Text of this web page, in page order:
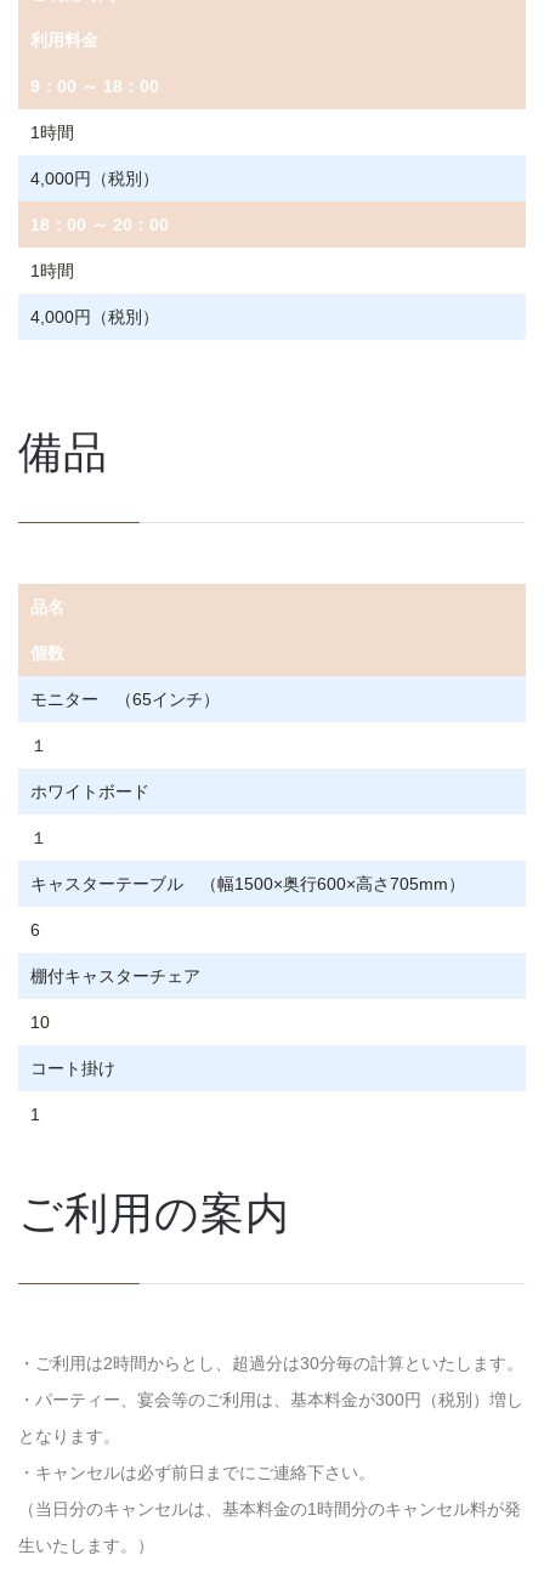
利用料金
9：00 ～ 18：00
1時間
4,000円（税別）
18：00 ～ 20：00
1時間
4,000円（税別）
備品
品名
個数
モニター （65インチ）
１
ホワイトボード
１
キャスターテーブル （幅1500×奥行600×高さ705mm）
6
棚付キャスターチェア
10
コート掛け
1
ご利用の案内
・ご利用は2時間からとし、超過分は30分毎の計算といたします。
・パーティー、宴会等のご利用は、基本料金が300円（税別）増し
となります。
・キャンセルは必ず前日までにご連絡下さい。
（当日分のキャンセルは、基本料金の1時間分のキャンセル料が発
生いたします。）